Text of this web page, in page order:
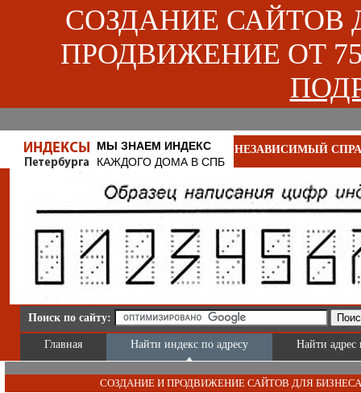
СОЗДАНИЕ САЙТОВ
ПРОДВИЖЕНИЕ ОТ
МЫ ЗНАЕМ ИНДЕКС
КАЖДОГО ДОМА В СПБ
НЕЗАВИСИМЫЙ
Поиск по сайту:
Главная Найти индекс по адресу Найти адрес
СОЗДАНИЕ И ПРОДВИЖЕНИЕ САЙТОВ ДЛЯ